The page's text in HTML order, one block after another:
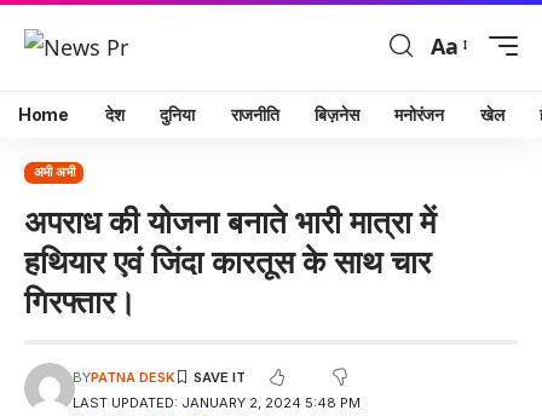
Aa
Home देश दुनिया राजनीति बिज़नेस मनोरंजन खेल
अभी अभी
अपराध की योजना बनाते भारी मात्रा में
हथियार एवं जिंदा कारतूस के साथ चार
गिरफ्तार।
LAST UPDATED: JANUARY 2, 2024 5:48 PM
BYPATNA DESK